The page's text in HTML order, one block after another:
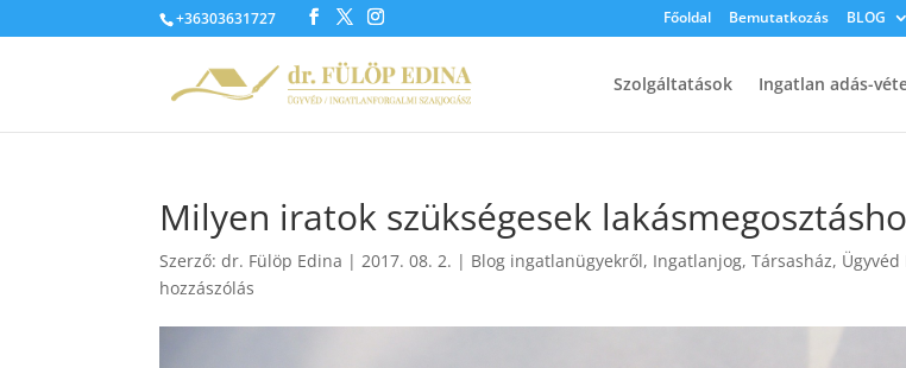
+36303631727 Főoldal Bemutatkozás BLOG
Szolgáltatások Ingatlan adás-
Milyen iratok szükségesek
Szerző:dr. Fülöp Edina |2017. 08. 2. | Blog ingatlanügyekről, Ingatlanjog,Társasház,
hozzászólás